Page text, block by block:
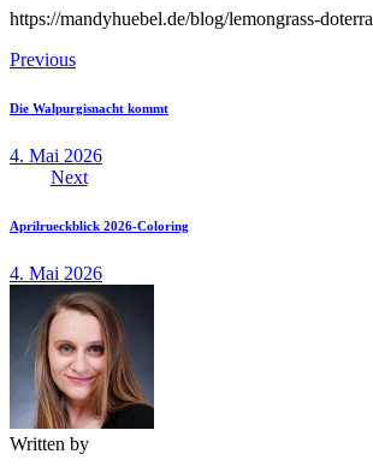
https://mandyhuebel.de/blog/lemongrass-doterra
Beitragsnavigation
Previous
Die Walpurgisnacht kommt
4. Mai 2026
Next
Aprilrueckblick 2026-Coloring
4. Mai 2026
Written by